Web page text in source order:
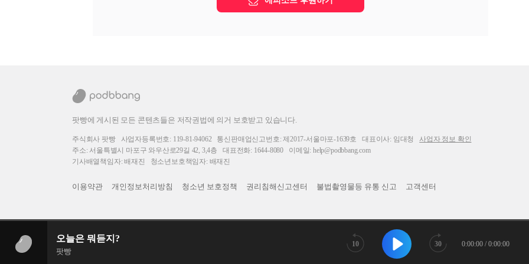
팟빵에 게시된 모든 콘텐츠들은 저작권법에 의거 보호받고 있습니다.
주식회사 팟빵 사업자등록번호: 119-81-94062 통신판매업신고번호: 제2017-서울마포-1639호 대표이사: 임대청
사업자 정보 확인
주소: 서울특별시 마포구 와우산로29길 42, 3,4층
대표전화: 1644-8080
이메일: help@podbbang.com
기사배열책임자: 배재진
청소년보호책임자: 배재진
이용약관 개인정보처리방침 청소년 보호정책 권리침해신고센터 불법촬영물등 유통 신고 고객센터
오늘은 뭐듣지?
팟빵
10 30 0:00:00 / 0:00:00